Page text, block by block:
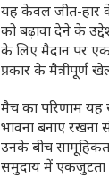
यह केवल जीत-हार
को बढ़ावा देने के
के लिए मैदान पर
प्रकार के
मैच का परिणाम यह
भावना बनाए
उनके बीच
समुदाय में एकजुटता